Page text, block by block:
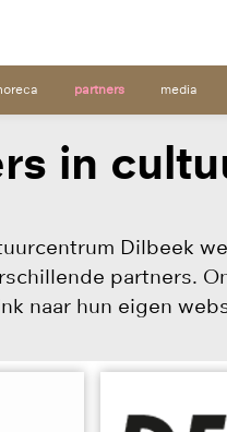
partners media
in
Dilbeek
partners.
naar hun eigen